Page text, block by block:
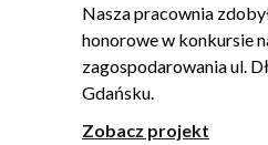
Nasza pracownia
honorowe w konkursie
zagospodarowania ul.
Gdańsku.
Zobacz projekt